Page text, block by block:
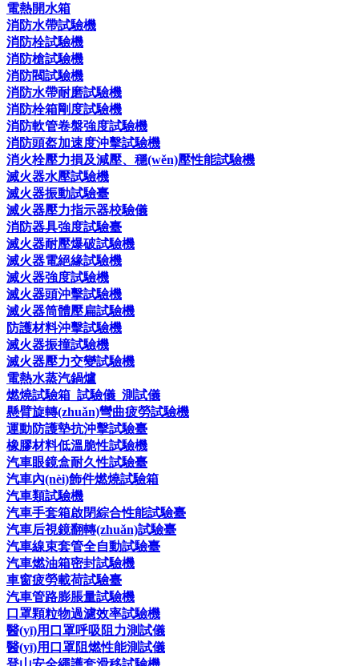
電熱開水箱
消防水帶試驗機
消防栓試驗機
消防槍試驗機
消防閥試驗機
消防水帶耐磨試驗機
消防栓箱剛度試驗機
消防軟管卷盤強度試驗機
消防頭盔加速度沖擊試驗機
消火栓壓力損及減壓、穩(wěn)壓性能試驗機
滅火器水壓試驗機
滅火器振動試驗臺
滅火器壓力指示器校驗儀
消防器具強度試驗臺
滅火器耐壓爆破試驗機
滅火器電絕緣試驗機
滅火器強度試驗機
滅火器頭沖擊試驗機
滅火器筒體壓扁試驗機
防護材料沖擊試驗機
滅火器振撞試驗機
滅火器壓力交變試驗機
電熱水蒸汽鍋爐
燃燒試驗箱_試驗儀_測試儀
懸臂旋轉(zhuǎn)彎曲疲勞試驗機
運動防護墊抗沖擊試驗臺
橡膠材料低溫脆性試驗機
汽車眼鏡盒耐久性試驗臺
汽車內(nèi)飾件燃燒試驗箱
汽車類試驗機
汽車手套箱啟閉綜合性能試驗臺
汽車后視鏡翻轉(zhuǎn)試驗臺
汽車線束套管全自動試驗臺
汽車燃油箱密封試驗機
車窗疲勞載荷試驗臺
汽車管路膨脹量試驗機
口罩顆粒物過濾效率試驗機
醫(yī)用口罩呼吸阻力測試儀
醫(yī)用口罩阻燃性能測試儀